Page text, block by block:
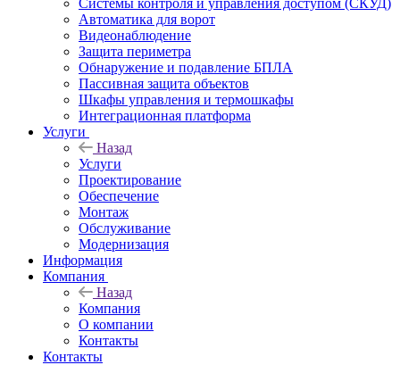
Системы контроля и управления доступом (СКУД)
Автоматика для ворот
Видеонаблюдение
Защита периметра
Обнаружение и подавление БПЛА
Пассивная защита объектов
Шкафы управления и термошкафы
Интеграционная платформа
Услуги
Назад
Услуги
Проектирование
Обеспечение
Монтаж
Обслуживание
Модернизация
Информация
Компания
Назад
Компания
О компании
Контакты
Контакты